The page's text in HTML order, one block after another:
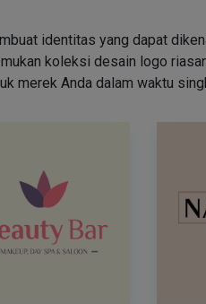
identitas yang dapat
koleksi desain logo
merek Anda dalam waktu